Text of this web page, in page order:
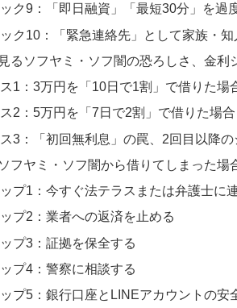
ク9：「即日融資」「最短30分」を過
ク10：「緊急連絡先」として家族・
るソフヤミ・ソフ闇の恐ろしさ、金利
1：3万円を「10日で1割」で借りた場
2：5万円を「7日で2割」で借りた場合
3：「初回無利息」の罠、2回目以降
フヤミ・ソフ闇から借りてしまった場
プ1：今すぐ法テラスまたは弁護士に
プ2：業者への返済を止める
プ3：証拠を保全する
プ4：警察に相談する
プ5：銀行口座とLINEアカウントの安